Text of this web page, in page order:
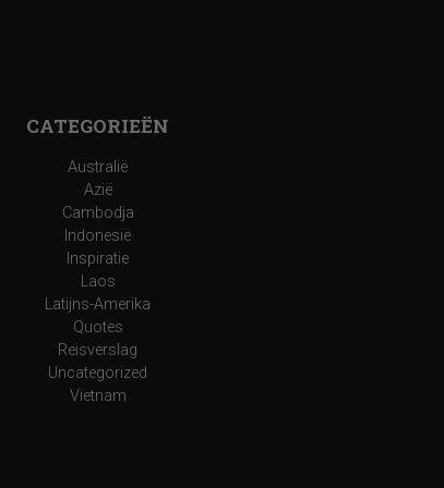
CATEGORIEËN
Australië
Azië
Cambodja
Indonesië
Inspiratie
Laos
Latijns-Amerika
Quotes
Reisverslag
Uncategorized
Vietnam